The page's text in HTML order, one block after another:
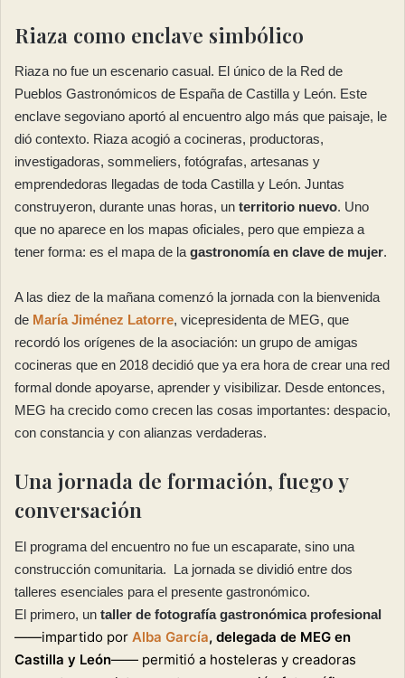
Riaza como enclave simbólico
Riaza no fue un escenario casual. El único de la Red de
Pueblos Gastronómicos de España de Castilla y León. Este
enclave segoviano aportó al encuentro algo más que paisaje, le
dió contexto. Riaza acogió a cocineras, productoras,
investigadoras, sommeliers, fotógrafas, artesanas y
emprendedoras llegadas de toda Castilla y León. Juntas
construyeron, durante unas horas, un territorio nuevo. Uno
que no aparece en los mapas oficiales, pero que empieza a
tener forma: es el mapa de la gastronomía en clave de mujer.
A las diez de la mañana comenzó la jornada con la bienvenida
de María Jiménez Latorre, vicepresidenta de MEG, que
recordó los orígenes de la asociación: un grupo de amigas
cocineras que en 2018 decidió que ya era hora de crear una red
formal donde apoyarse, aprender y visibilizar. Desde entonces,
MEG ha crecido como crecen las cosas importantes: despacio,
con constancia y con alianzas verdaderas.
Una jornada de formación, fuego y
conversación
El programa del encuentro no fue un escaparate, sino una
construcción comunitaria. La jornada se dividió entre dos
talleres esenciales para el presente gastronómico.
El primero, un taller de fotografía gastronómica profesional
——impartido por Alba García, delegada de MEG en
Castilla y León—— permitió a hosteleras y creadoras